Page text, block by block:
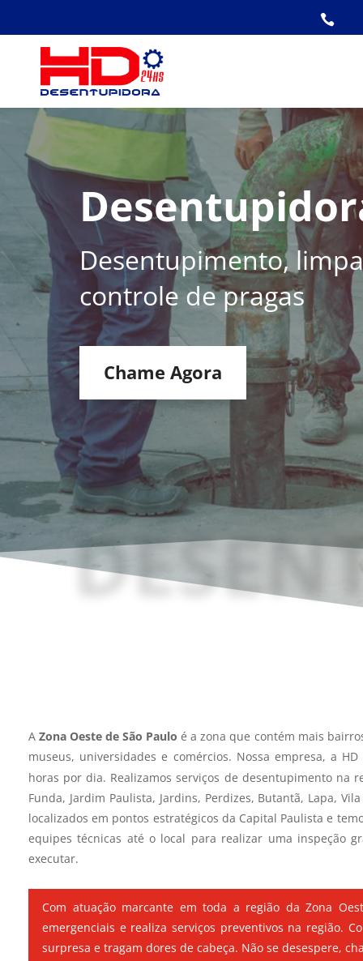

Desentupimento,
controle de pragas
Chame Agora
HD
AZona Oeste de São Paulo é a zona que contém mais
museus, universidades e comércios. Nossa empresa, a HD
horas por dia. Realizamos serviços de desentupimento na
Funda, Jardim Paulista, Jardins, Perdizes, Butantã, Lapa,
localizados em pontos estratégicos da Capital Paulista e
equipes técnicas até o local para realizar uma inspeção
executar.
Com atuação marcante em toda a região da Zona
emergenciais e realiza serviços preventivos na região.
surpresa e tragam dores de cabeça. Não se desespere,